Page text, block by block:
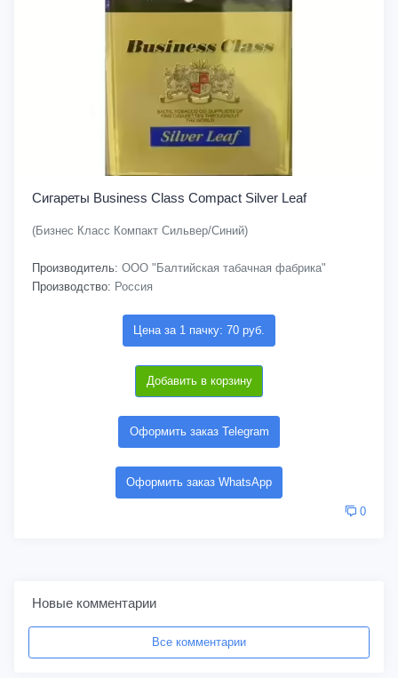
Сигареты Business Class Compact Silver Leaf
(Бизнес Класс Компакт Сильвер/Синий)
Производитель: ООО "Балтийская табачная фабрика"
Производство: Россия
Цена за 1 пачку: 70 руб.
Добавить в корзину
Оформить заказ Telegram
Оформить заказ WhatsApp
0
Новые комментарии
Все комментарии